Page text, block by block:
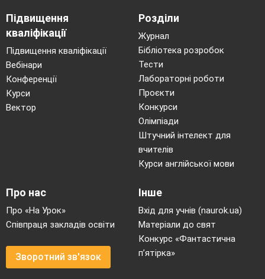
Підвищення
кваліфікації
Підвищення кваліфікації
Вебінари
Конференції
Курси
Вектор
Розділи
Журнал
Бібліотека розробок
Тести
Лабораторні роботи
Проєкти
Конкурси
Олімпіади
Штучний інтелект для
вчителів
Курси англійської мови
Про нас
Про «На Урок»
Співпраця закладів освіти
Зворотний зв'язок
Інше
Вхід для учнів (naurok.ua)
Матеріали до свят
Конкурс «Фантастична
п’ятірка»